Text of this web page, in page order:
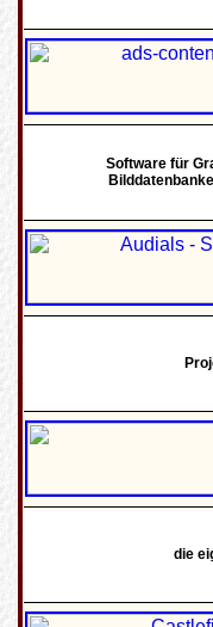
Software für
die